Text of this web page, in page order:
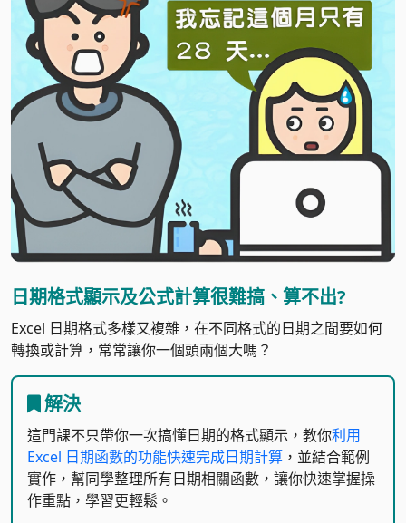
日期格式顯示及公式計算很難搞、算不出?
Excel 日期格式多樣又複雜，在不同格式的日期之間要如何
轉換或計算，常常讓你一個頭兩個大嗎？
解決
這門課不只帶你一次搞懂日期的格式顯示，教你利用
Excel 日期函數的功能快速完成日期計算 ，並結合範例
實作，幫同學整理所有日期相關函數，讓你快速掌握操
作重點，學習更輕鬆。